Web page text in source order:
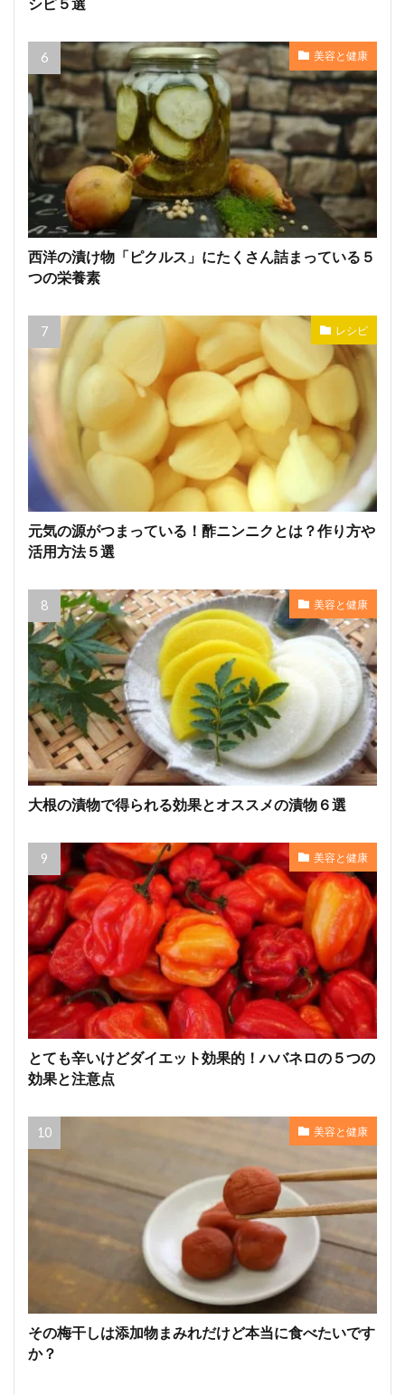
シピ５選
美容と健康
西洋の漬け物「ピクルス」にたくさん詰まっている５
つの栄養素
レシピ
元気の源がつまっている！酢ニンニクとは？作り方や
活用方法５選
美容と健康
大根の漬物で得られる効果とオススメの漬物６選
美容と健康
とても辛いけどダイエット効果的！ハバネロの５つの
効果と注意点
美容と健康
その梅干しは添加物まみれだけど本当に食べたいです
か？